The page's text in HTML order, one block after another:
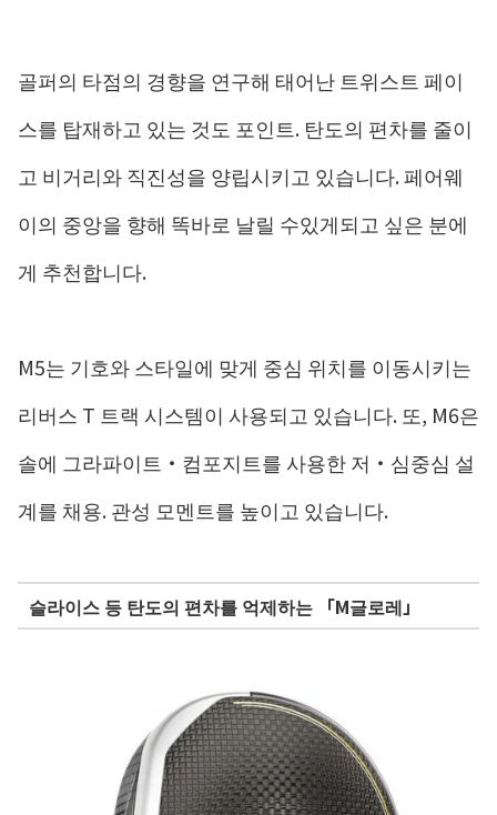
골퍼의 타점의 경향을 연구해 태어난 트위스트 페이
스를 탑재하고 있는 것도 포인트. 탄도의 편차를 줄이
고 비거리와 직진성을 양립시키고 있습니다. 페어웨
이의 중앙을 향해 똑바로 날릴 수있게되고 싶은 분에
게 추천합니다.
M5는 기호와 스타일에 맞게 중심 위치를 이동시키는
리버스 T 트랙 시스템이 사용되고 있습니다. 또, M6은
솔에 그라파이트・컴포지트를 사용한 저・심중심 설
계를 채용. 관성 모멘트를 높이고 있습니다.
슬라이스 등 탄도의 편차를 억제하는 「M글로레」